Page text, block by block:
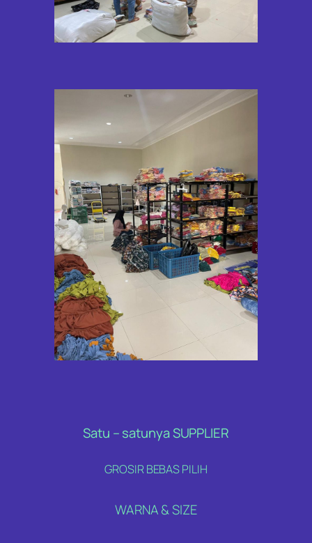
Satu – satunya SUPPLIER
GROSIR BEBAS PILIH
WARNA & SIZE